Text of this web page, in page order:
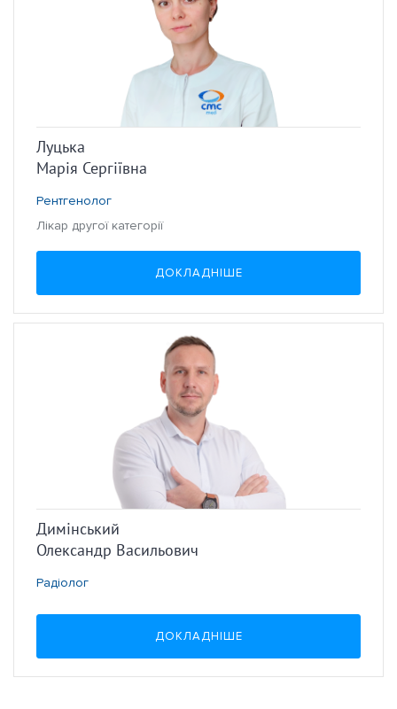
Луцька
Марія Сергіївна
Рентгенолог
Лікар другої категорії
ДОКЛАДНІШЕ
Димінський
Олександр Васильович
Радіолог
ДОКЛАДНІШЕ